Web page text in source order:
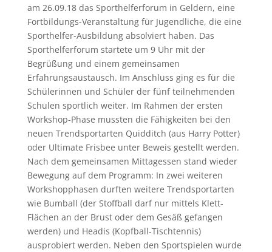
am 26.09.18 das Sporthelferforum in Geldern, eine
Fortbildungs-Veranstaltung für Jugendliche, die eine
Sporthelfer-Ausbildung absolviert haben. Das
Sporthelferforum startete um 9 Uhr mit der
Begrüßung und einem gemeinsamen
Erfahrungsaustausch. Im Anschluss ging es für die
Schülerinnen und Schüler der fünf teilnehmenden
Schulen sportlich weiter. Im Rahmen der ersten
Workshop-Phase mussten die Fähigkeiten bei den
neuen Trendsportarten Quidditch (aus Harry Potter)
oder Ultimate Frisbee unter Beweis gestellt werden.
Nach dem gemeinsamen Mittagessen stand wieder
Bewegung auf dem Programm: In zwei weiteren
Workshopphasen durften weitere Trendsportarten
wie Bumball (der Stoffball darf nur mittels Klett-
Flächen an der Brust oder dem Gesäß gefangen
werden) und Headis (Kopfball-Tischtennis)
ausprobiert werden. Neben den Sportspielen wurde